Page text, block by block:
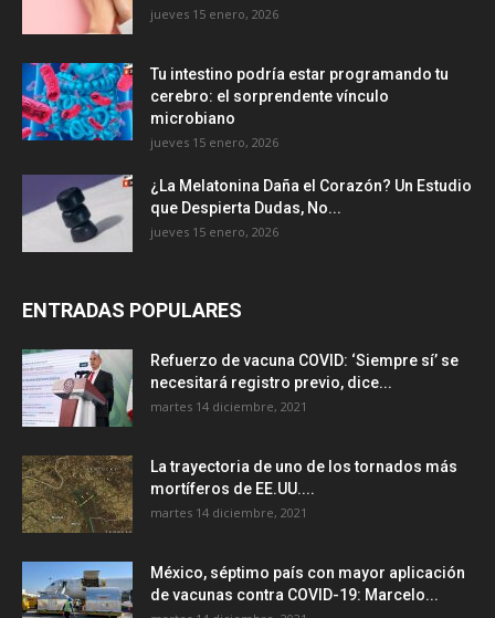
jueves 15 enero, 2026
Tu intestino podría estar programando tu
cerebro: el sorprendente vínculo
microbiano
jueves 15 enero, 2026
¿La Melatonina Daña el Corazón? Un Estudio
que Despierta Dudas, No...
jueves 15 enero, 2026
ENTRADAS POPULARES
Refuerzo de vacuna COVID: ‘Siempre sí’ se
necesitará registro previo, dice...
martes 14 diciembre, 2021
La trayectoria de uno de los tornados más
mortíferos de EE.UU....
martes 14 diciembre, 2021
México, séptimo país con mayor aplicación
de vacunas contra COVID-19: Marcelo...